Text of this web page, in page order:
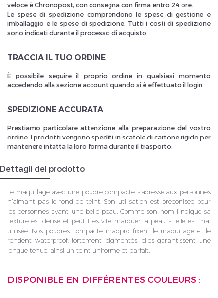
veloce è Chronopost, con consegna con firma entro 24 ore.
Le spese di spedizione comprendono le spese di gestione e
imballaggio e le spese di spedizione. Tutti i costi di spedizione
sono indicati durante il processo di acquisto.
TRACCIA IL TUO ORDINE
È possibile seguire il proprio ordine in qualsiasi momento
accedendo alla sezione account quando si è effettuato il login.
SPEDIZIONE ACCURATA
Prestiamo particolare attenzione alla preparazione del vostro
ordine. I prodotti vengono spediti in scatole di cartone rigido per
mantenere intatta la loro forma durante il trasporto.
Dettagli del prodotto
Le maquillage avec une poudre compacte s’adresse aux personnes
n’aimant pas le fond de teint. Son utilisation est préconisée pour
les personnes ayant une belle peau. Comme son nom l’indique sa
texture est dense et peut très vite marquer la peau si elle est mal
utilisée. Nos poudres compacte maqpro fixent le maquillage et le
rendent waterproof, fortement pigmentés, elles garantissent une
longue tenue, ainsi un teint uniforme et parfait.
DISPONIBLE EN DIFFÉRENTES COULEURS :